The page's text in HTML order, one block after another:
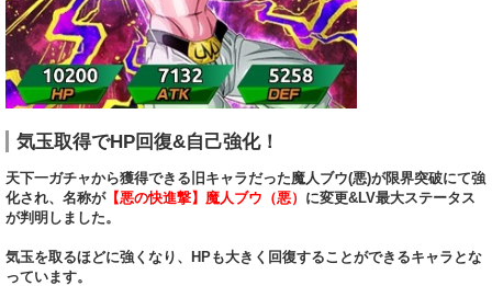
気玉取得でHP回復&自己強化！
天下一ガチャから獲得できる旧キャラだった魔人ブウ(悪)が限界突破にて強
化され、名称が【悪の快進撃】魔人ブウ（悪） に変更&LV最大ステータス
が判明しました。
気玉を取るほどに強くなり、HPも大きく回復することができるキャラとな
っています。